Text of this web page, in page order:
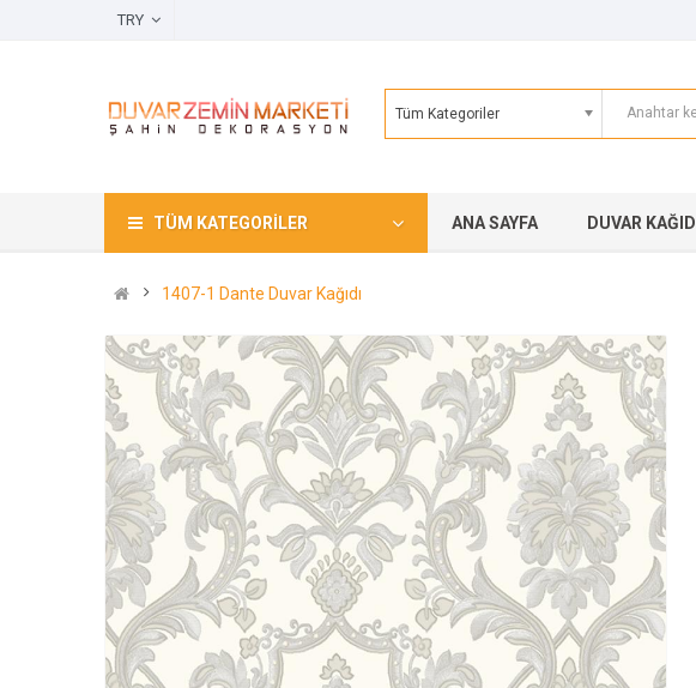
Tüm Kategoriler
TÜM KATEGORILER ANA SAYFA DUVAR KAĞIDI
1407-1 Dante Duvar Kağıdı